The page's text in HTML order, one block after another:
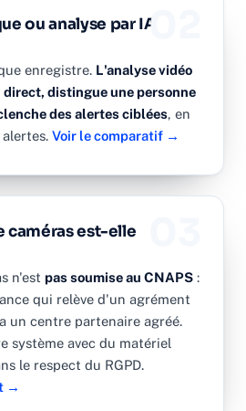
02
ou analyse par IA
enregistre. L'analyse vidéo
distingue une personne
des alertes ciblées, en
Voir le comparatif →
caméras est-elle
n'est pas soumise au CNAPS :
qui relève d'un agrément
un centre partenaire agréé.
système avec du matériel
le respect du RGPD.
→